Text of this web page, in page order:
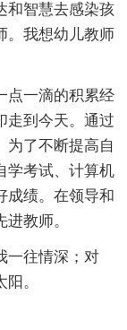
和智慧去感染孩
。我想幼儿教师
点一滴的积累经
走到今天。通过
为了不断提高自
学考试、计算机
成绩。在领导和
教师。
一往情深；对
。